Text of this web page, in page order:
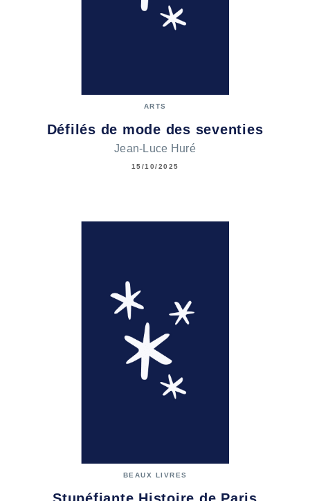
ARTS
Défilés de mode des seventies
Jean-Luce Huré
15/10/2025
BEAUX LIVRES